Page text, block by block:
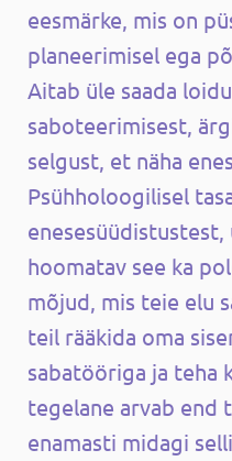
eesmärke, mis on
planeerimisel ega
Aitab üle saada
saboteerimisest,
selgust, et näha
Psühholoogilisel
enesesüüdistustest,
hoomatav see ka
mõjud, mis teie elu
teil rääkida oma
sabatööriga ja teha
tegelane arvab end
enamasti midagi